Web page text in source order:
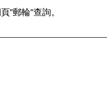
”郵輪”查詢。